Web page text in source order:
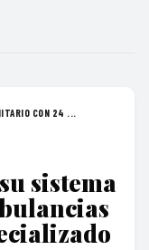
CON 24 ...
sistema